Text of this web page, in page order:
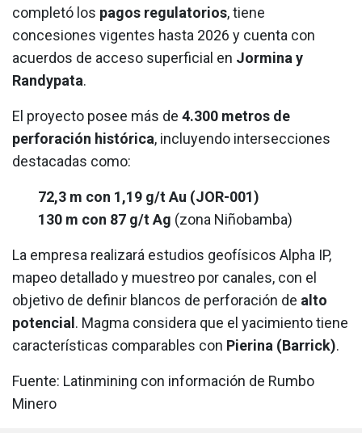
completó los pagos regulatorios, tiene
concesiones vigentes hasta 2026 y cuenta con
acuerdos de acceso superficial en Jormina y
Randypata.
El proyecto posee más de 4.300 metros de
perforación histórica, incluyendo intersecciones
destacadas como:
72,3 m con 1,19 g/t Au (JOR-001)
130 m con 87 g/t Ag (zona Niñobamba)
La empresa realizará estudios geofísicos Alpha IP,
mapeo detallado y muestreo por canales, con el
objetivo de definir blancos de perforación de alto
potencial . Magma considera que el yacimiento tiene
características comparables con Pierina (Barrick).
Fuente: Latinmining con información de Rumbo
Minero